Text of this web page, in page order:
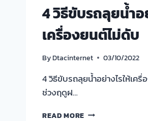
4 วิธีขับรถลุยน้ำอ
เครื่องยนต์ไม่ดับ
ByDtacinternet 03/10/2022
4 วิธีขับรถลุยน้ำอย่างไรให้เครื่
ช่วงฤดูฝ…
READ MORE 4